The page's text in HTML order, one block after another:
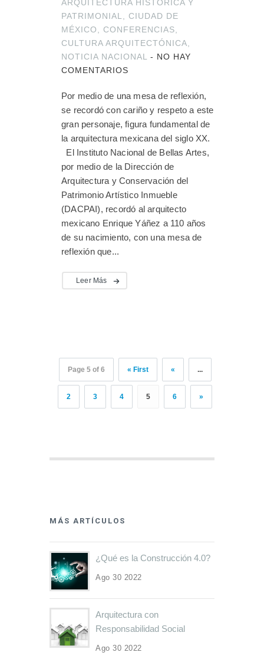
ARQUITECTURA HISTÓRICA Y
PATRIMONIAL, CIUDAD DE
MÉXICO, CONFERENCIAS,
CULTURA ARQUITECTÓNICA,
NOTICIA NACIONAL - NO HAY
COMENTARIOS
Por medio de una mesa de reflexión,
se recordó con cariño y respeto a este
gran personaje, figura fundamental de
la arquitectura mexicana del siglo XX.
El Instituto Nacional de Bellas Artes,
por medio de la Dirección de
Arquitectura y Conservación del
Patrimonio Artístico Inmueble
(DACPAI), recordó al arquitecto
mexicano Enrique Yáñez a 110 años
de su nacimiento, con una mesa de
reflexión que...
Leer Más
Page 5 of 6 « First « ...
2 3 4 5 6 »
MÁS ARTÍCULOS
¿Qué es la Construcción 4.0?
Ago 30 2022
Arquitectura con
Responsabilidad Social
Ago 30 2022